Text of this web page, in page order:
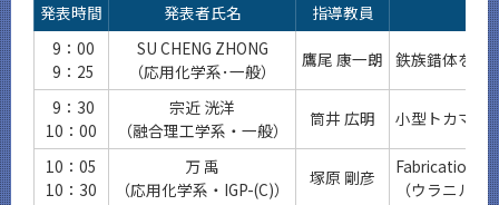
発表時間 発表者氏名
指導教員
9：00
9：25
SU CHENG ZHONG
（応用化学系･一般）
鷹尾 康一朗 鉄族錯体を利
9：30
10：00
宗近 洸洋
（融合理工学系・一般）
筒井 広明 小型トカマク
10：05
10：30
万 禹
（応用化学系・IGP-(C)）
塚原 剛彦
Fabrication
（ウラニル
CLOSE